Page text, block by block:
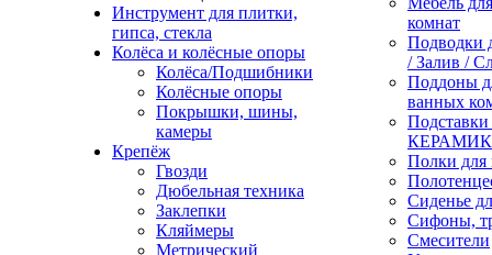
Инструмент для плитки,
гипса, стекла
Колёса и колёсные опоры
Колёса/Подшибники
Колёсные опоры
Покрышки, шины,
камеры
Крепёж
Гвозди
Дюбельная техника
Заклепки
Кляймеры
Метрический
комнат
Подводки
/ Залив /
Поддоны
ванных
Полки для
Сиденье
Сифоны,
Смесители